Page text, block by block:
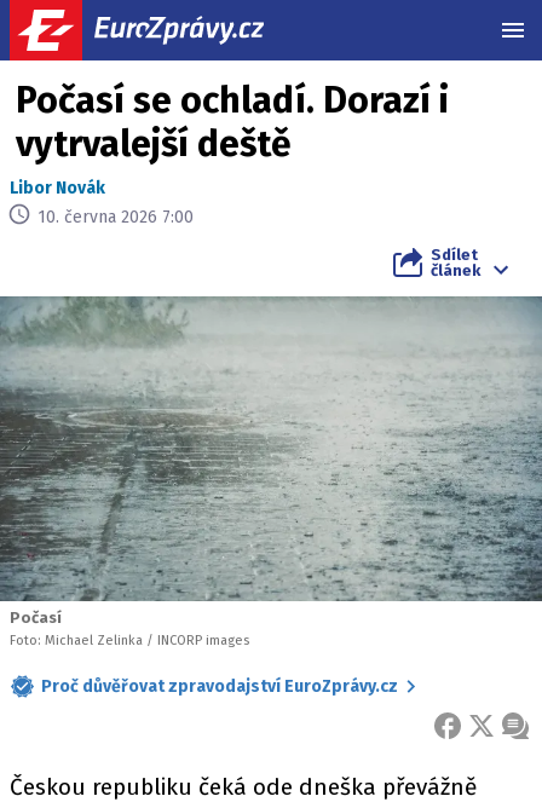
Počasí se ochladí. Dorazí i
vytrvalejší deště
Libor Novák
10. června 2026 7:00
Sdílet
článek
Počasí
Foto: Michael Zelinka / INCORP images
Proč důvěřovat zpravodajství EuroZprávy.cz
FACEBOOK
X
Českou republiku čeká ode dneška převážně